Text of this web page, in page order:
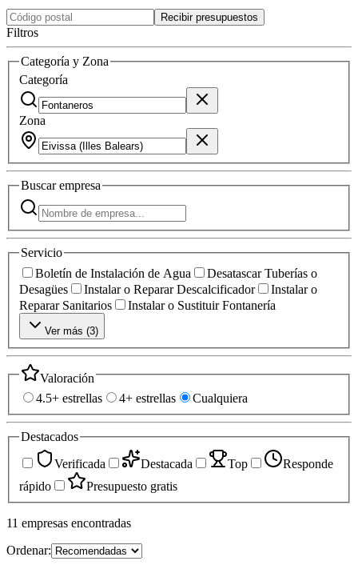
Recibir presupuestos
Filtros
Categoría y Zona
Categoría
Zona
Buscarempresa
Servicio
Boletín de Instalación de Agua
Desatascar Tuberías o
Desagües
Instalar o Reparar Descalcificador
Instalar o
Reparar Sanitarios
Instalar o Sustituir Fontanería
Ver más (3)
Valoración
4.5+ estrellas
4+ estrellas Cualquiera
Destacados
Verificada
Destacada Top
Responde
rápido
Presupuesto gratis
11 empresas encontradas
Ordenar: